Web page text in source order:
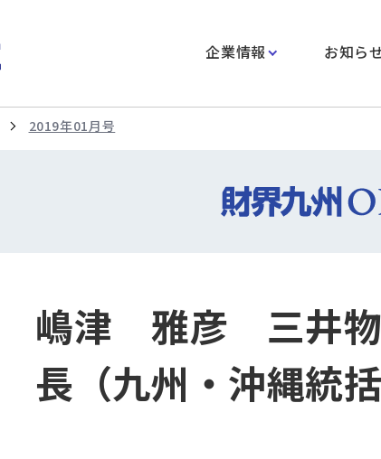
企業情報 お知ら
2019年01月号
嶋津 雅彦 三井物
長（九州・沖縄統